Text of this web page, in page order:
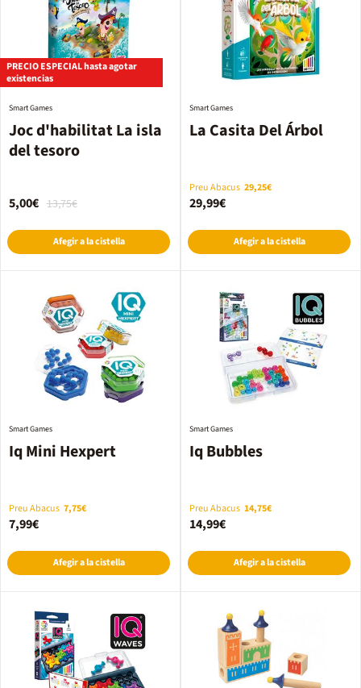
PRECIO ESPECIAL hasta agotar
existencias
Joc d'habilitat La isla
del tesoro
Smart Games
13,75€
5,00€
Afegir a la cistella
La Casita Del Árbol
Smart Games
Preu Abacus 29,25€
29,99€
Afegir a la cistella
Iq Mini Hexpert
Smart Games
Preu Abacus 7,75€
7,99€
Afegir a la cistella
Iq Bubbles
Smart Games
Preu Abacus 14,75€
14,99€
Afegir a la cistella